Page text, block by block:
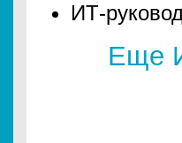
ИТ-
Еще